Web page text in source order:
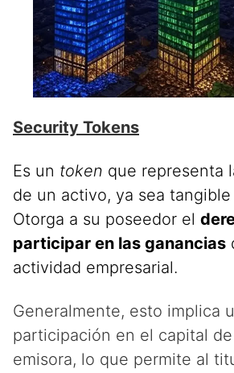
Security Tokens
Es un token que representa
de un activo, ya sea
Otorga a su poseedor el
participar en las ganancias
actividad empresarial.
Generalmente, esto implica
participación en el capital
emisora, lo que permite al